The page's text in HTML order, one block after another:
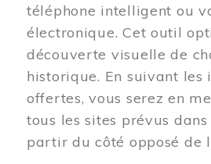
téléphone intelligent ou
électronique. Cet outil
découverte visuelle de
historique. En suivant les
offertes, vous serez en
tous les sites prévus
partir du côté opposé de